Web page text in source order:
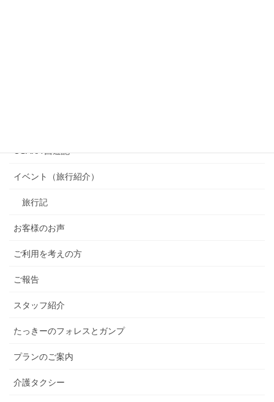
OSAKA 西遊記
イベント（旅行紹介）
旅行記
お客様のお声
ご利用を考えの方
ご報告
スタッフ紹介
たっきーのフォレスとガンプ
プランのご案内
介護タクシー